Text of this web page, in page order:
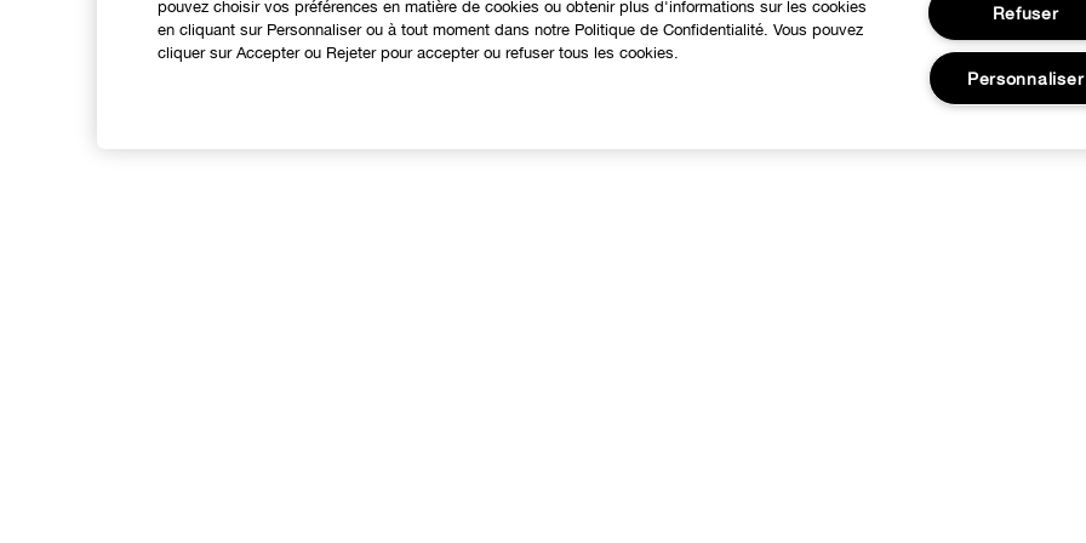
pouvez choisir vos préférences en matière de cookies ou obtenir plus d'informations sur les cookies
en cliquant sur Personnaliser ou à tout moment dans notre Politique de Confidentialité. Vous pouvez
cliquer sur Accepter ou Rejeter pour accepter ou refuser tous les cookies.
Refuser
Personnaliser